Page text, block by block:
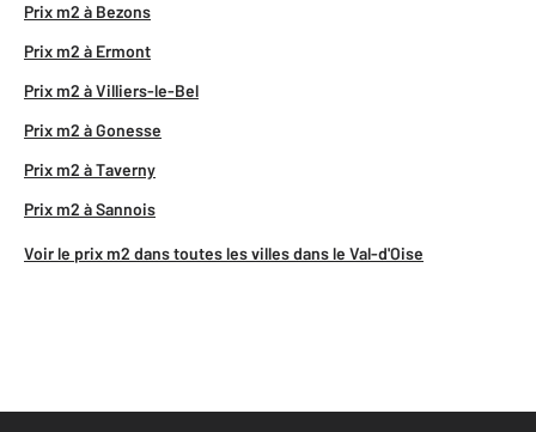
Prix m2 à Bezons
Prix m2 à Ermont
Prix m2 à Villiers-le-Bel
Prix m2 à Gonesse
Prix m2 à Taverny
Prix m2 à Sannois
Voir le prix m2 dans toutes les villes dans le Val-d'Oise